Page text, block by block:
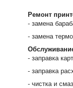
Ремонт
- замена
- замена
- заправка
- заправка
- чистка и